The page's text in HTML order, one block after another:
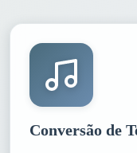
Conversão de